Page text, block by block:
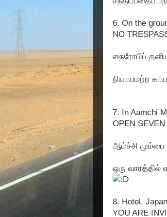
6. On the
NO
நைரோபிப்
நியாயமற்ற
7. In Aamchi
OPEN
ஆம்ச்சி
ஒரு வாரத்தில்
8. Hotel,
YOU ARE